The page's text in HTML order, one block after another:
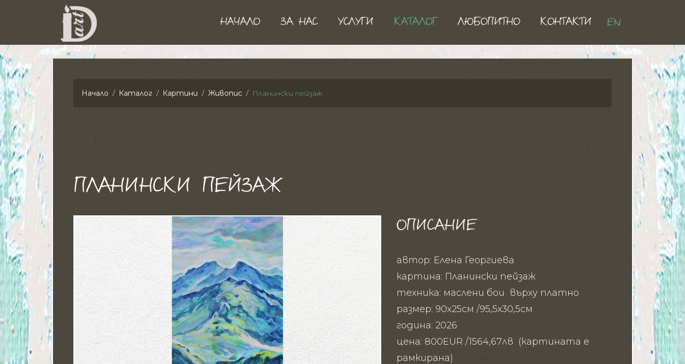
НАЧАЛО ЗА НАС УСЛУГИ КАТАЛОГ ЛЮБОПИТНО КОНТАКТИ EN
Начало Каталог Картини Живопис Планински пейзаж
ПЛАНИНСКИ ПЕЙЗАЖ
ОПИСАНИЕ
автор: Елена Георгиева
картина: Планински пейзаж
техника: маслени бои върху платно
размер: 90х25см /95,5х30,5см
година: 2026
цена: 800EUR /1564,67лв (картината е
рамкирана)